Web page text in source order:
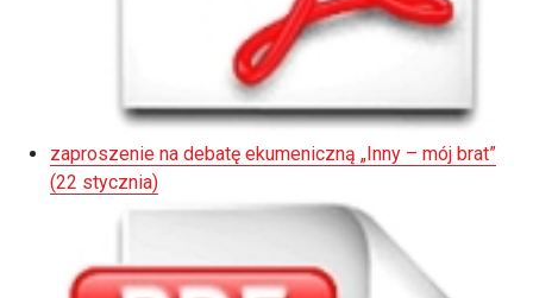
zaproszenie na debatę ekumeniczną „Inny – mój brat”
(22 stycznia)